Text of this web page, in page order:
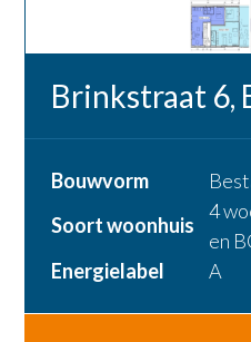
Brinkstraat 6,
Bouwvorm
Soort woonhuis
4
en
Energielabel
A